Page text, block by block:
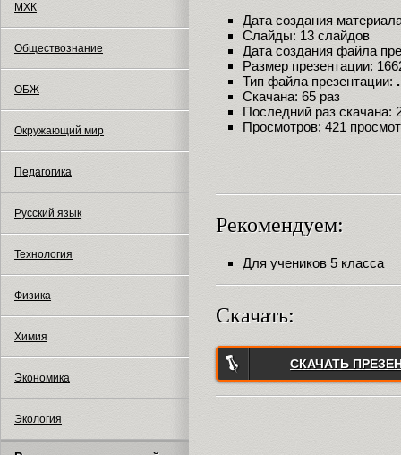
МХК
Обществознание
ОБЖ
Окружающий мир
Педагогика
Русский язык
Технология
Физика
Химия
Экономика
Экология
Дата создания
Слайды: 13 слайдов
Дата создания файла
Размер презентации:
Тип файла презентации:
Скачана: 65 раз
Последний раз скачана:
Просмотров: 421
Рекомендуем:
Для учеников 5 класса
Скачать:
СКАЧАТЬ